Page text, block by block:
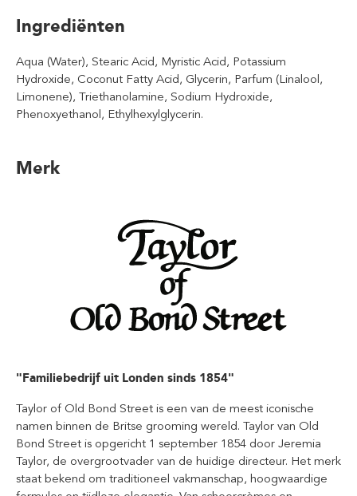
Ingrediënten
Aqua (Water), Stearic Acid, Myristic Acid, Potassium
Hydroxide, Coconut Fatty Acid, Glycerin, Parfum (Linalool,
Limonene), Triethanolamine, Sodium Hydroxide,
Phenoxyethanol, Ethylhexylglycerin.
Merk
"Familiebedrijf uit Londen sinds 1854"
Taylor of Old Bond Street is een van de meest iconische
namen binnen de Britse grooming wereld. Taylor van Old
Bond Street is opgericht 1 september 1854 door Jeremia
Taylor, de overgrootvader van de huidige directeur. Het merk
staat bekend om traditioneel vakmanschap, hoogwaardige